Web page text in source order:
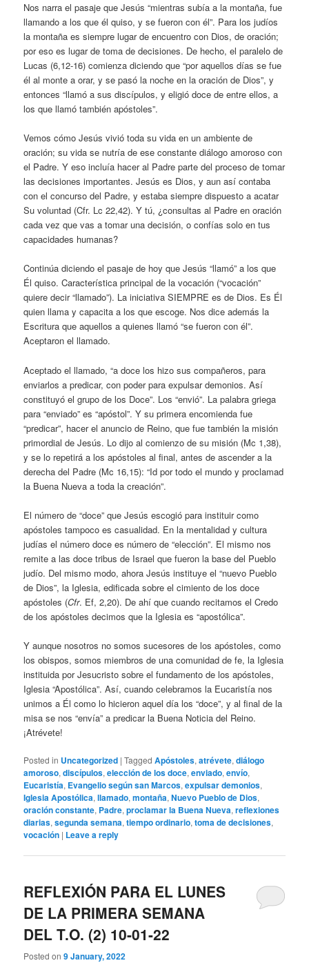
Nos narra el pasaje que Jesús “mientras subía a la montaña, fue
llamando a los que él quiso, y se fueron con él”. Para los judíos
la montaña es siempre lugar de encuentro con Dios, de oración;
por eso es lugar de toma de decisiones. De hecho, el paralelo de
Lucas (6,12-16) comienza diciendo que “por aquellos días se fue
él al monte a orar, y se pasó la noche en la oración de Dios”, y
entonces “llamó a sus discípulos, y eligió doce de entre ellos, a
los que llamó también apóstoles”.
Vemos cómo Jesús vivió toda su vida en un ambiente de
oración; su vida se nutría de ese constante diálogo amoroso con
el Padre. Y eso incluía hacer al Padre parte del proceso de tomar
las decisiones importantes. Jesús es Dios, y aun así contaba
con el concurso del Padre, y estaba siempre dispuesto a acatar
Su voluntad (Cfr. Lc 22,42). Y tú, ¿consultas al Padre en oración
cada vez que vas a tomar una decisión, o confías solo en tus
capacidades humanas?
Continúa diciendo el pasaje de hoy que Jesús “llamó” a los que
Él quiso. Característica principal de la vocación (“vocación”
quiere decir “llamado”). La iniciativa SIEMPRE es de Dios. Es Él
quien llama y capacita a los que escoge. Nos dice además la
Escritura que aquellos a quienes llamó “se fueron con él”.
Aceptaron el llamado.
Aceptado el llamado, “a doce los hizo sus compañeros, para
enviarlos a predicar, con poder para expulsar demonios. Así
constituyó el grupo de los Doce”. Los “envió”. La palabra griega
para “enviado” es “apóstol”. Y su primera encomienda fue
“predicar”, hacer el anuncio de Reino, que fue también la misión
primordial de Jesús. Lo dijo al comienzo de su misión (Mc 1,38),
y se lo repetirá a los apóstoles al final, antes de ascender a la
derecha del Padre (Mc 16,15): “Id por todo el mundo y proclamad
la Buena Nueva a toda la creación”.
El número de “doce” que Jesús escogió para instituir como
apóstoles tampoco es casualidad. En la mentalidad y cultura
judías el número doce es número de “elección”. El mismo nos
remite a las doce tribus de Israel que fueron la base del Pueblo
judío. Del mismo modo, ahora Jesús instituye el “nuevo Pueblo
de Dios”, la Iglesia, edificada sobre el cimiento de los doce
apóstoles (Cfr. Ef, 2,20). De ahí que cuando recitamos el Credo
de los apóstoles decimos que la Iglesia es “apostólica”.
Y aunque nosotros no somos sucesores de los apóstoles, como
los obispos, somos miembros de una comunidad de fe, la Iglesia
instituida por Jesucristo sobre el fundamento de los apóstoles,
Iglesia “Apostólica”. Así, cuando celebramos la Eucaristía nos
unimos a Él como lo hicieron aquel día los “doce”, y al final de la
misa se nos “envía” a predicar la Buena Noticia del Reino.
¡Atrévete!
Posted in Uncategorized |Tagged Apóstoles,atrévete,diálogo
amoroso,discípulos,elección de los doce,enviado,envío,
Eucaristía, Evangelio según san Marcos,expulsar demonios,
Iglesia Apostólica,llamado,montaña,Nuevo Pueblo de Dios,
oración constante, Padre,proclamar la Buena Nueva,reflexiones
diarias,segunda semana,tiempo ordinario,toma de decisiones,
vocación | Leave a reply
REFLEXIÓN PARA EL LUNES
DE LA PRIMERA SEMANA
DEL T.O. (2) 10-01-22
Posted on9 January, 2022